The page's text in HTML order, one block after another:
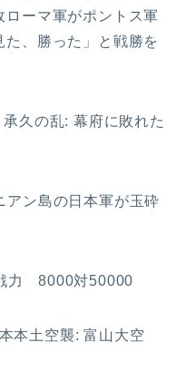
ローマ軍がポントス軍
た、勝った」と戦勝を
久の乱: 幕府に敗れた
アン島の日本軍が玉砕
8000対50000
本土空襲: 富山大空